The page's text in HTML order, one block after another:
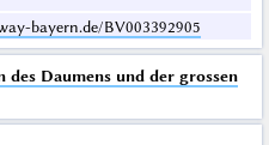
bayern.de/BV003392905
Daumens und der grossen